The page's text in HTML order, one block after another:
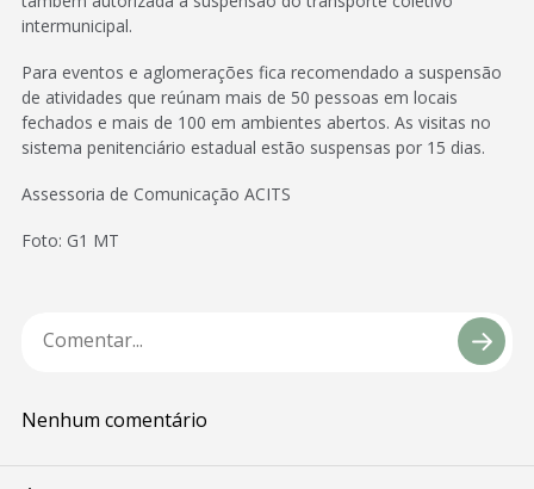
intermunicipal.
Para eventos e aglomerações fica recomendado a suspensão
de atividades que reúnam mais de 50 pessoas em locais
fechados e mais de 100 em ambientes abertos. As visitas no
sistema penitenciário estadual estão suspensas por 15 dias.
Assessoria de Comunicação ACITS
Foto: G1 MT
Nenhum comentário